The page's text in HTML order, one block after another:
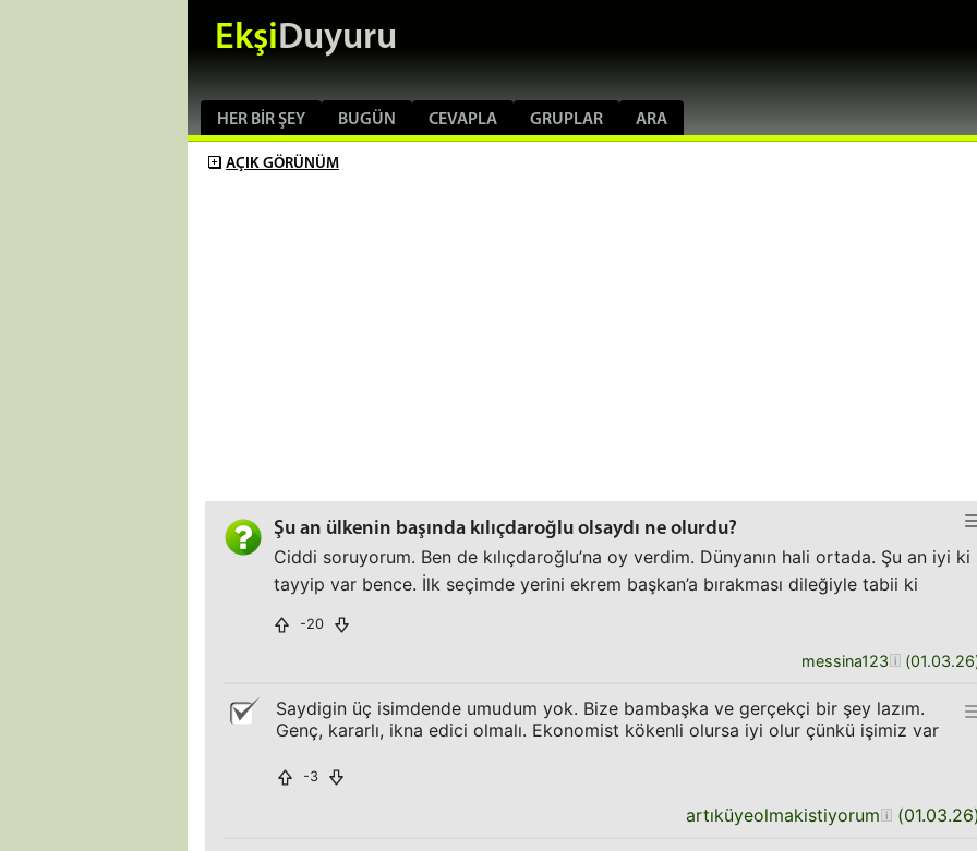
EkşiDuyuru
HER BIR ŞEY BUGÜN CEVAPLA GRUPLAR ARA
AÇIK GÖRÜNÜM
Şu an ülkenin başında kılıçdaroğlu olsaydı ne olurdu?
Ciddi soruyorum. Ben de kılıçdaroğlu’na oy verdim. Dünyanın hali ortada. Şu an iyi ki
tayyip var bence. İlk seçimde yerini ekrem başkan’a bırakması dileğiyle tabii ki
-20
messina123 (01.03.26
Saydigin üç isimdende umudum yok. Bize bambaşka ve gerçekçi bir şey lazım.
Genç, kararlı, ikna edici olmalı. Ekonomist kökenli olursa iyi olur çünkü işimiz var
-3
artıküyeolmakistiyorum (01.03.26